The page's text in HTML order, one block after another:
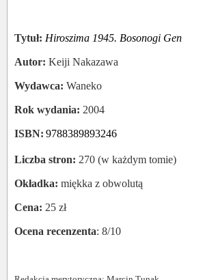
Tytuł: Hiroszima 1945. Bosonogi Gen
Autor: Keiji Nakazawa
Wydawca: Waneko
Rok wydania: 2004
ISBN: 9788389893246
Liczba stron: 270 (w każdym tomie)
Okładka: miękka z obwolutą
Cena: 25 zł
Ocena recenzenta: 8/10